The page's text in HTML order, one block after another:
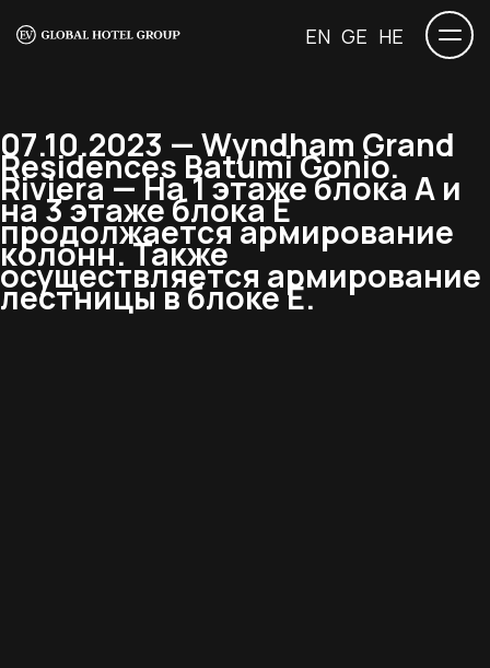
EN GE HE
07.10.2023 — Wyndham Grand
Residences Batumi Gonio.
Riviera — На 1 этаже блока А и
на 3 этаже блока Е
продолжается армирование
колонн. Также
осуществляется армирование
лестницы в блоке Е.